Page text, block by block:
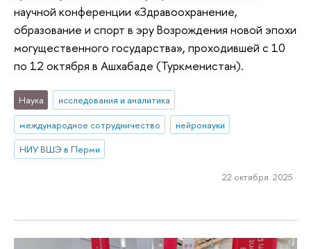
научной конференции «Здравоохранение,
образование и спорт в эру Возрождения новой эпохи
могущественного государства», проходившей с 10
по 12 октября в Ашхабаде (Туркменистан).
Наука
исследования и аналитика
международное сотрудничество
нейронауки
НИУ ВШЭ в Перми
22 октября 2025